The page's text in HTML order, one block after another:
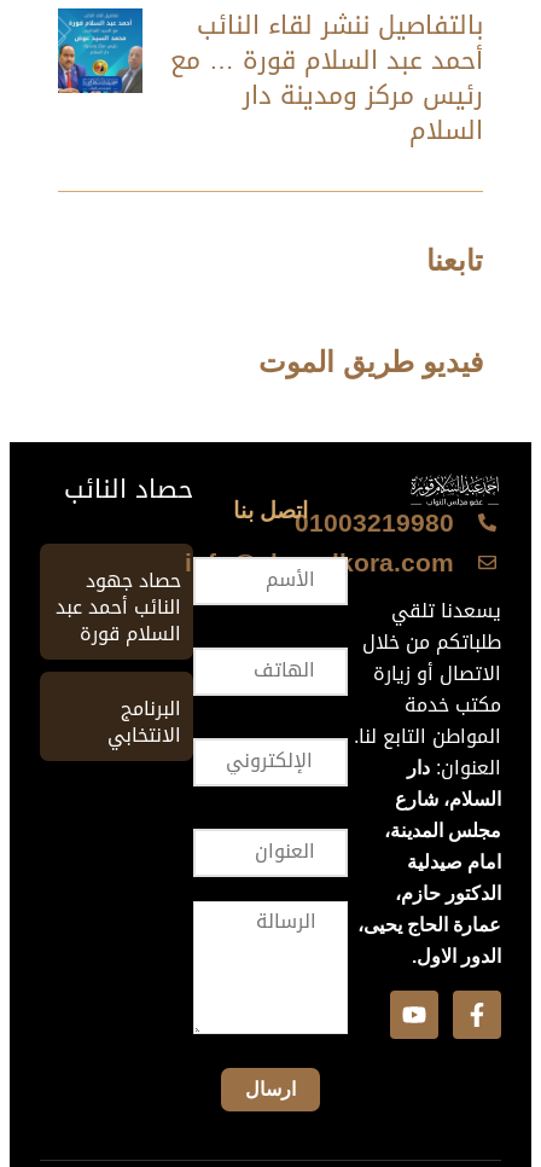
بالتفاصيل ننشر لقاء النائب
أحمد عبد السلام قورة … مع
رئيس مركز ومدينة دار
السلام
تابعنا
فيديو طريق الموت
01003219980
info@ahmedkora.com
يسعدنا تلقي
طلباتكم من خلال
الاتصال أو زيارة
مكتب خدمة
المواطن التابع لنا.
العنوان: دار
السلام، شارع
مجلس المدينة،
امام صيدلية
الدكتور حازم،
عمارة الحاج يحيى،
الدور الاول.
اتصل بنا حصاد النائب
حصاد جهود
النائب أحمد عبد
السلام قورة
البرنامج
الانتخابي